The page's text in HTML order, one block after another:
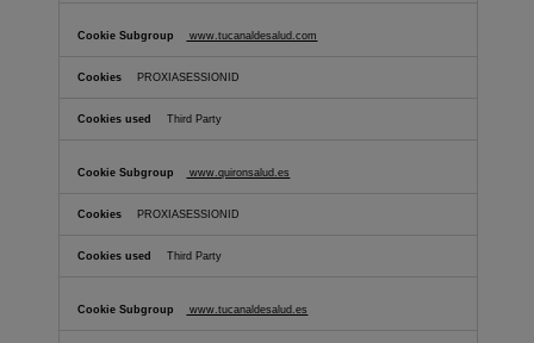
www.tucanaldesalud.com
PROXIASESSIONID
Third Party
www.quironsalud.es
PROXIASESSIONID
Third Party
www.tucanaldesalud.es